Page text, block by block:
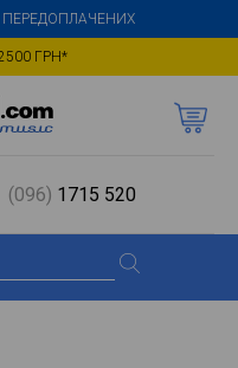
ГРН*
(096) 1715 520